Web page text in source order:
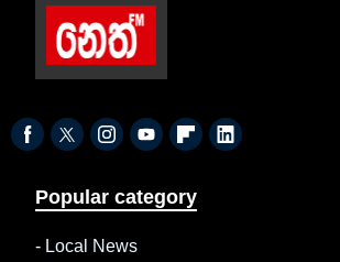
Popular category
- Local News